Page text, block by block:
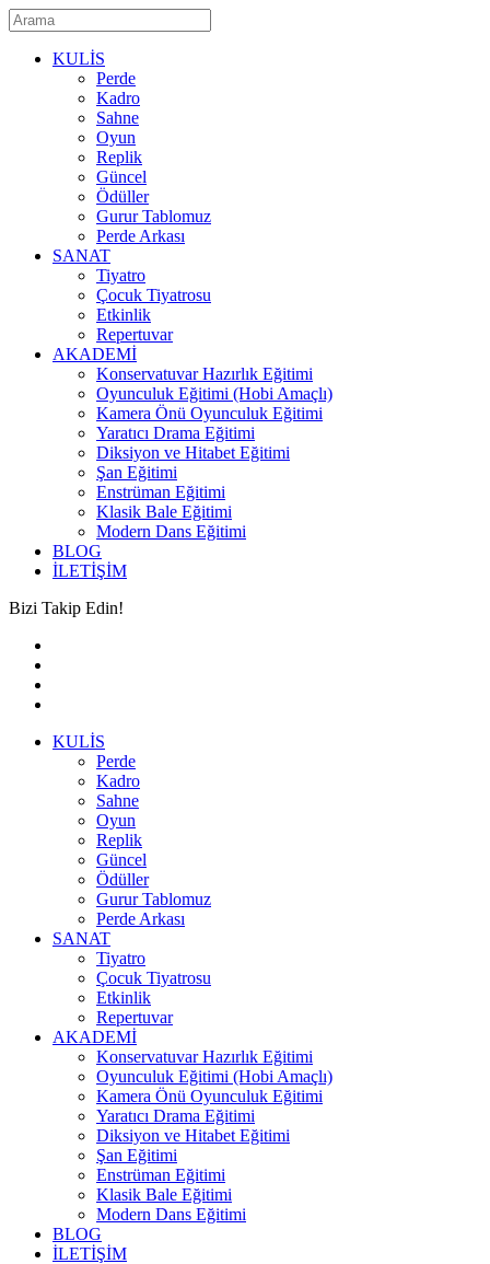
KULİS
Perde
Kadro
Sahne
Oyun
Replik
Güncel
Ödüller
Gurur Tablomuz
Perde Arkası
SANAT
Tiyatro
Çocuk Tiyatrosu
Etkinlik
Repertuvar
AKADEMİ
Konservatuvar Hazırlık Eğitimi
Oyunculuk Eğitimi (Hobi Amaçlı)
Kamera Önü Oyunculuk Eğitimi
Yaratıcı Drama Eğitimi
Diksiyon ve Hitabet Eğitimi
Şan Eğitimi
Enstrüman Eğitimi
Klasik Bale Eğitimi
Modern Dans Eğitimi
BLOG
İLETİŞİM
Bizi Takip Edin!
KULİS
Perde
Kadro
Sahne
Oyun
Replik
Güncel
Ödüller
Gurur Tablomuz
Perde Arkası
SANAT
Tiyatro
Çocuk Tiyatrosu
Etkinlik
Repertuvar
AKADEMİ
Konservatuvar Hazırlık Eğitimi
Oyunculuk Eğitimi (Hobi Amaçlı)
Kamera Önü Oyunculuk Eğitimi
Yaratıcı Drama Eğitimi
Diksiyon ve Hitabet Eğitimi
Şan Eğitimi
Enstrüman Eğitimi
Klasik Bale Eğitimi
Modern Dans Eğitimi
BLOG
İLETİŞİM